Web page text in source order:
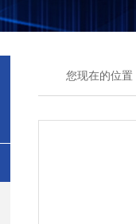
您现在的位置